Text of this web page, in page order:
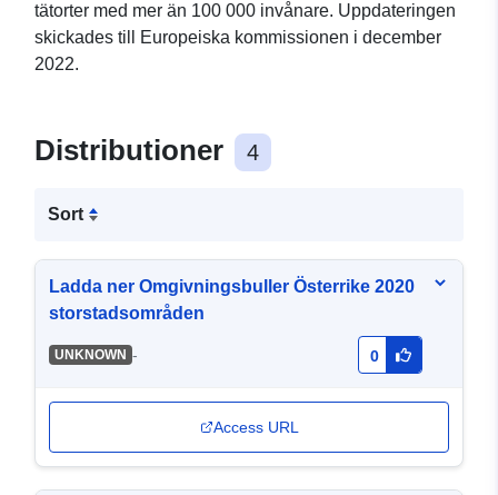
tätorter med mer än 100 000 invånare. Uppdateringen
skickades till Europeiska kommissionen i december
2022.
Distributioner 4
Sort
Ladda ner Omgivningsbuller Österrike 2020
storstadsområden
UNKNOWN - 0
Access URL